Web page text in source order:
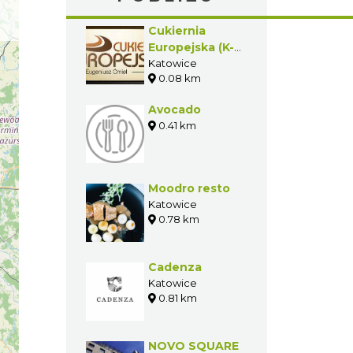
Cukiernia
Europejska (K-
ce Katowicka)
Katowice
0.08 km
Avocado
0.41 km
Moodro resto
Katowice
0.78 km
Cadenza
Katowice
0.81 km
NOVO SQUARE